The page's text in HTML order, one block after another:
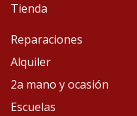
Tienda
Reparaciones
Alquiler
2a mano y ocasión
Escuelas